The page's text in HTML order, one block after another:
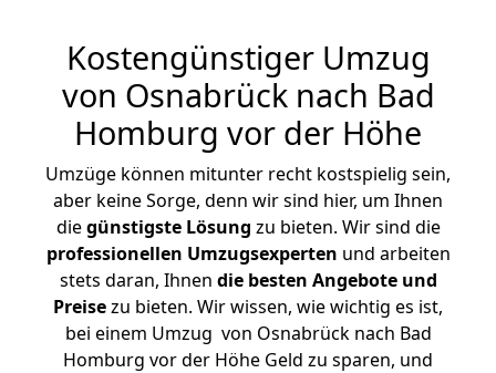
Kostengünstiger Umzug
von Osnabrück nach Bad
Homburg vor der Höhe
Umzüge können mitunter recht kostspielig sein,
aber keine Sorge, denn wir sind hier, um Ihnen
diegünstigste Lösung zu bieten. Wir sind die
professionellen Umzugsexperten und arbeiten
stets daran, Ihnen die besten Angebote und
Preisezu bieten. Wir wissen, wie wichtig es ist,
bei einem Umzug von Osnabrück nach Bad
Homburg vor der Höhe Geld zu sparen, und